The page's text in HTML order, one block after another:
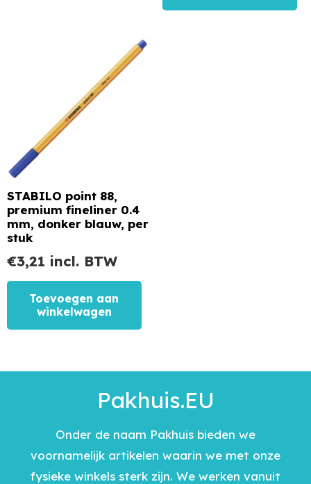
STABILO point 88,
premium fineliner 0.4
mm, donker blauw, per
stuk
€3,21 incl. BTW
Toevoegen aan
winkelwagen
Pakhuis.EU
Onder de naam Pakhuis bieden we
voornamelijk artikelen waarin we met onze
fysieke winkels sterk zijn. We werken vanuit